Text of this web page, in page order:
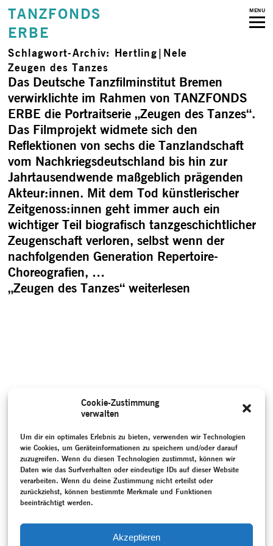
Cookie-Zustimmung
verwalten
Um dir ein optimales Erlebnis zu bieten, verwenden wir Technologien
wie Cookies, um Geräteinformationen zu speichern und/oder darauf
zuzugreifen. Wenn du diesen Technologien zustimmst, können wir
Daten wie das Surfverhalten oder eindeutige IDs auf dieser Website
verarbeiten. Wenn du deine Zustimmung nicht erteilst oder
zurückziehst, können bestimmte Merkmale und Funktionen
beeinträchtigt werden.
Akzeptieren
TANZFONDS
ERBE
MENU
Schlagwort-Archiv: Hertling|Nele
Zeugen des Tanzes
Das Deutsche Tanzfilminstitut Bremen
verwirklichte im Rahmen von TANZFONDS
ERBE die Portraitserie „Zeugen des Tanzes“.
Das Filmprojekt widmete sich den
Reflektionen von sechs die Tanzlandschaft
vom Nachkriegsdeutschland bis hin zur
Jahrtausendwende maßgeblich prägenden
Akteur:innen. Mit dem Tod künstlerischer
Zeitgenoss:innen geht immer auch ein
wichtiger Teil biografisch tanzgeschichtlicher
Zeugenschaft verloren, selbst wenn der
nachfolgenden Generation Repertoire-
Choreografien, …
„Zeugen des Tanzes“weiterlesen